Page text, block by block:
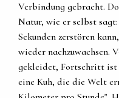
Verbindung gebracht.
Natur, wie er selbst
Sekunden zerstören
wieder nachzuwachsen.
gekleidet, Fortschritt ist
eine Kuh, die die Welt